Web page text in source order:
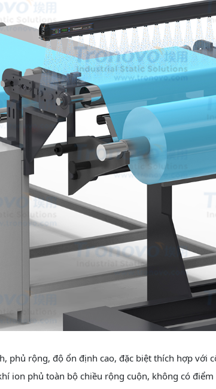
phủ rộng, độ ổn định cao, đặc biệt thích hợp với
ion phủ toàn bộ chiều rộng cuộn, không có